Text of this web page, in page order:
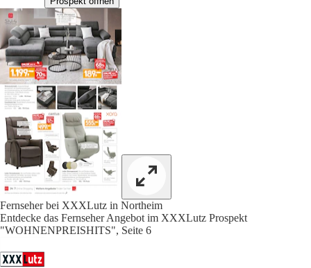
Fernseher bei XXXLutz in Northeim
Entdecke das Fernseher Angebot im XXXLutz Prospekt
"WOHNENPREISHITS", Seite 6